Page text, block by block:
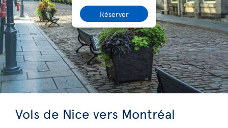
Réserver
Vols de Nice vers Montréal